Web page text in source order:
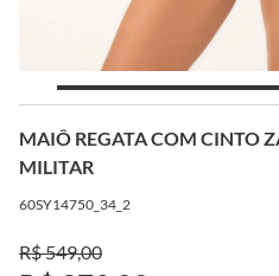
MAIÔ REGATA COM CINTO
MILITAR
60SY14750_34_2
R$ 549,00